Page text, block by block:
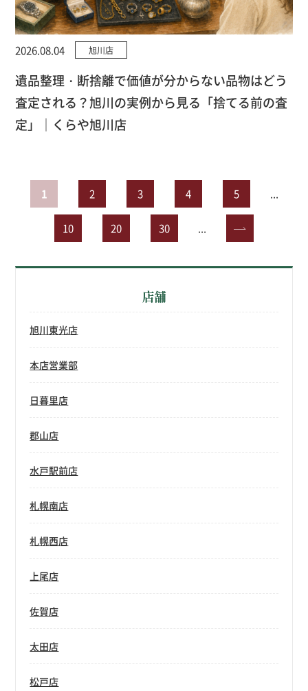
2026.08.04 旭川店
遺品整理・断捨離で価値が分からない品物はどう
査定される？旭川の実例から見る「捨てる前の査
定」｜くらや旭川店
1 2 3 4 5 ...
10 20 30 ... »
店舗
旭川東光店
本店営業部
日暮里店
郡山店
水戸駅前店
札幌南店
札幌西店
上尾店
佐賀店
太田店
松戸店